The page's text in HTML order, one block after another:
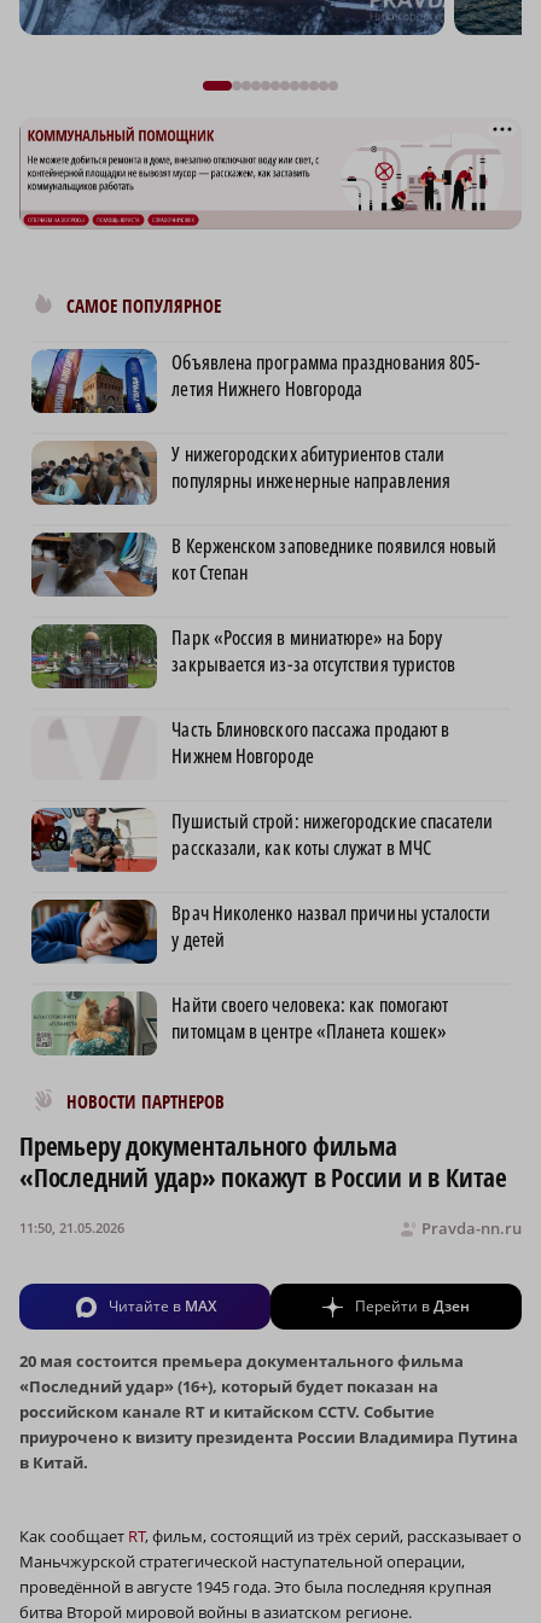
САМОЕ ПОПУЛЯРНОЕ
Объявлена программа празднования 805-
летия Нижнего Новгорода
У нижегородских абитуриентов стали
популярны инженерные направления
В Керженском заповеднике появился новый
кот Степан
Парк «Россия в миниатюре» на Бору
закрывается из-за отсутствия туристов
Часть Блиновского пассажа продают в
Нижнем Новгороде
Пушистый строй: нижегородские спасатели
рассказали, как коты служат в МЧС
Врач Николенко назвал причины усталости
у детей
Найти своего человека: как помогают
питомцам в центре «Планета кошек»
НОВОСТИ ПАРТНЕРОВ
Новости МирТесен
Премьеру документального фильма
«Последний удар» покажут в России и в Китае
Pravda-nn.ru
11:50, 21.05.2026
Читайте в MAX Перейти вДзен
20 мая состоится премьера документального фильма
«Последний удар» (16+), который будет показан на
российском канале RT и китайском CCTV. Событие
приурочено к визиту президента России Владимира Путина
в Китай.
Как сообщает RT, фильм, состоящий из трёх серий, рассказывает о
Маньчжурской стратегической наступательной операции,
проведённой в августе 1945 года. Это была последняя крупная
битва Второй мировой войны в азиатском регионе.